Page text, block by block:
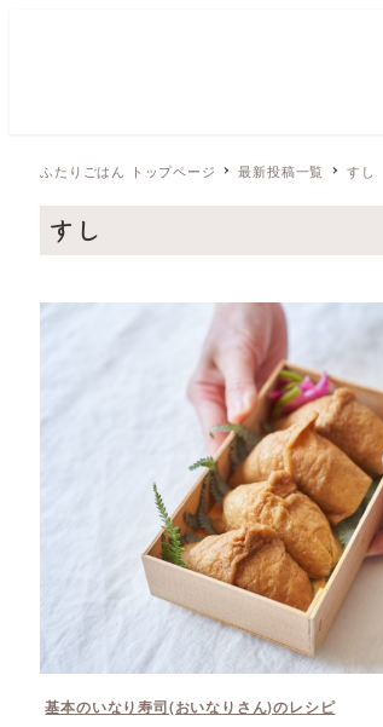
ふたりごはん トップページ 最新投稿一覧 すし
すし
基本のいなり寿司(おいなりさん)のレシピ